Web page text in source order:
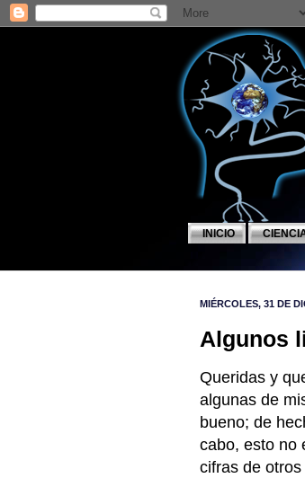
INICIO
MIÉRCOLES, 31 DE
Algunos
Queridas y
algunas de
bueno; de
cabo, esto no
cifras de